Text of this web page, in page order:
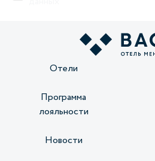
Отели
Программа
лояльности
Новости